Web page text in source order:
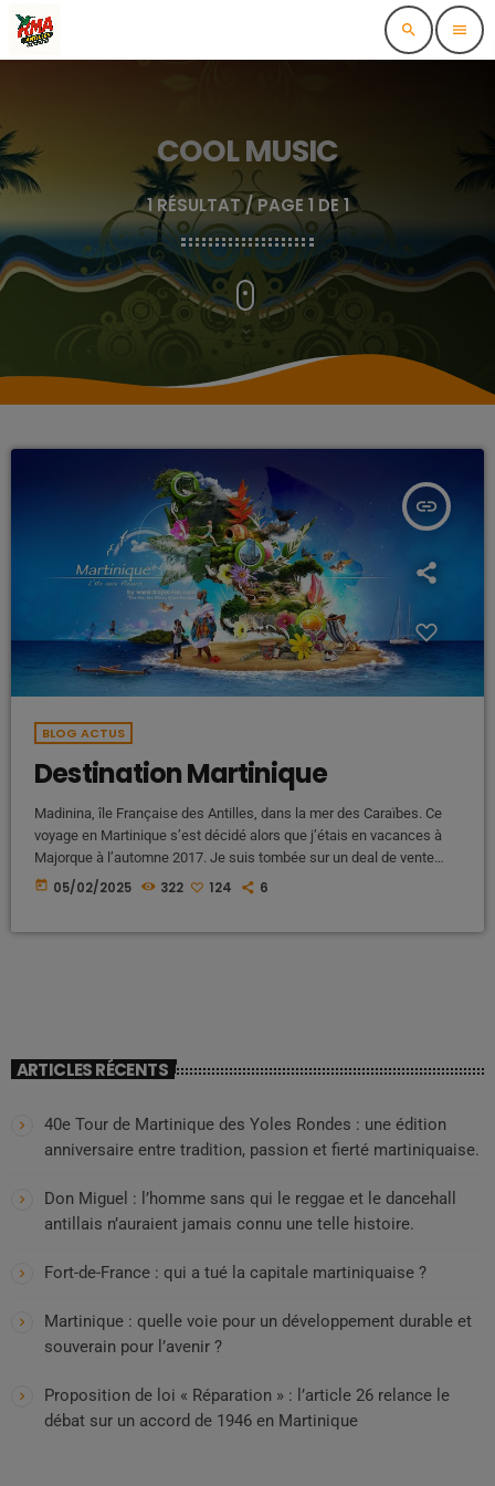
search menu
COOL MUSIC
1 RÉSULTAT / PAGE 1 DE 1
insert_link
BLOG ACTUS
Destination Martinique
Madinina, île Française des Antilles, dans la mer des Caraïbes. Ce
voyage en Martinique s’est décidé alors que j’étais en vacances à
Majorque à l’automne 2017. Je suis tombée sur un deal de vente
privée : un bon d’achat pour le billet d’avion avec Corsair. C’était
today 05/02/2025 322 124 6
ARTICLES RÉCENTS
40e Tour de Martinique des Yoles Rondes : une édition
anniversaire entre tradition, passion et fierté martiniquaise.
Don Miguel : l’homme sans qui le reggae et le dancehall
antillais n’auraient jamais connu une telle histoire.
Fort-de-France : qui a tué la capitale martiniquaise ?
Martinique : quelle voie pour un développement durable et
souverain pour l’avenir ?
Proposition de loi « Réparation » : l’article 26 relance le
débat sur un accord de 1946 en Martinique